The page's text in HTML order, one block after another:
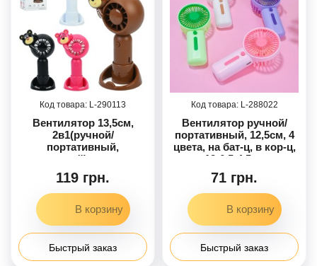
290113
Вентилятор 13,5см,
2в1(ручной/
портативный,
настольный), медведик,
3скорости, свет
(цветной), аккумулятор,
USBзарядное, микс
цветов, в кор-це, 7,5-15-
119 грн.
Быстрый заказ
288022
Вентилятор ручной/
портативный, 12,5см, 4
цвета, на бат-ц, в кор-ц,
13-6,5-4,5см
71 грн.
Быстрый заказ